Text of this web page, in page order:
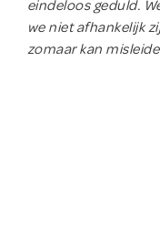
eindeloos geduld.
we niet afhankelijk
zomaar kan